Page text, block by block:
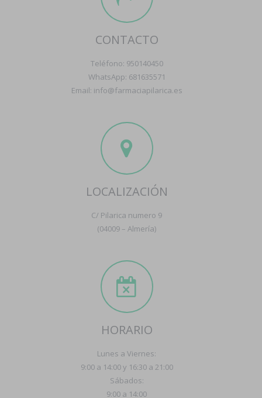
CONTACTO
Teléfono: 950140450
WhatsApp: 681635571
Email: info@farmaciapilarica.es
LOCALIZACIÓN
C/ Pilarica numero 9
(04009 – Almería)
HORARIO
Lunes a Viernes:
9:00 a 14:00 y 16:30 a 21:00
Sábados:
9:00 a 14:00